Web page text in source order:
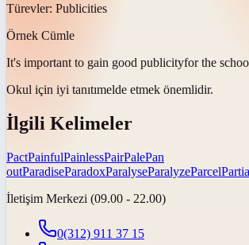
Türevler: Publicities
Örnek Cümle
It's important to gain good publicityfor the
Okul için iyi tanıtımelde etmek önemlidir.
İlgili Kelimeler
PactPainfulPainlessPairPalePan
outParadiseParadoxParalyseParalyzeParcel
İletişim Merkezi (09.00 - 22.00)
0(312) 911 37 15